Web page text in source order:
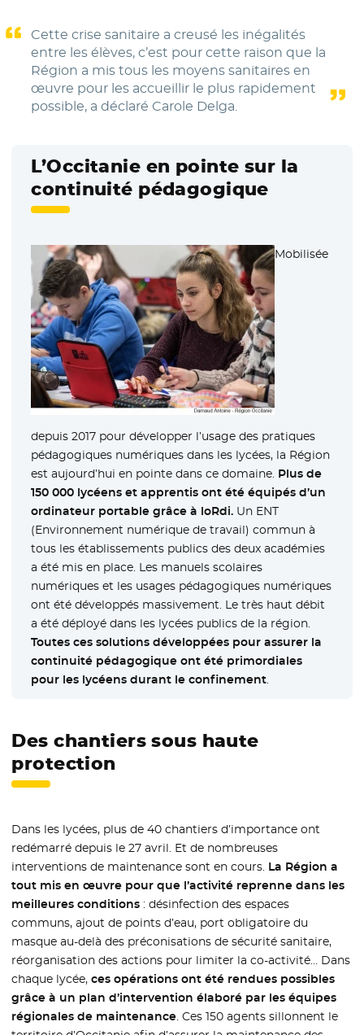
Cette crise sanitaire a creusé les inégalités
entre les élèves, c’est pour cette raison que la
Région a mis tous les moyens sanitaires en
œuvre pour les accueillir le plus rapidement
possible, a déclaré Carole Delga.
L’Occitanie en pointe sur la
continuité pédagogique
Mobilisée
depuis 2017 pour développer l’usage des pratiques
pédagogiques numériques dans les lycées, la Région
est aujourd’hui en pointe dans ce domaine. Plus de
150 000 lycéens et apprentis ont été équipés d’un
ordinateur portable grâce à loRdi. Un ENT
(Environnement numérique de travail) commun à
tous les établissements publics des deux académies
a été mis en place. Les manuels scolaires
numériques et les usages pédagogiques numériques
ont été développés massivement. Le très haut débit
a été déployé dans les lycées publics de la région.
Toutes ces solutions développées pour assurer la
continuité pédagogique ont été primordiales
pour les lycéens durant le confinement
Des chantiers sous haute
protection
Dans les lycées, plus de 40 chantiers d’importance ont
redémarré depuis le 27 avril. Et de nombreuses
interventions de maintenance sont en cours. La Région a
tout mis en œuvre pour que l’activité reprenne dans les
meilleures conditions : désinfection des espaces
communs, ajout de points d’eau, port obligatoire du
masque au-delà des préconisations de sécurité sanitaire,
réorganisation des actions pour limiter la co-activité… Dans
chaque lycée,ces opérations ont été rendues possibles
grâce à un plan d’intervention élaboré par les équipes
régionales de maintenance . Ces 150 agents sillonnent le